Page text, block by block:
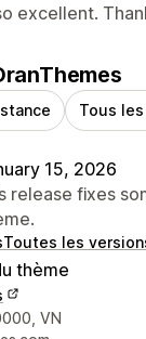
excellent.
Tous
15, 2026
release fixes
Toutes les
thème
VN